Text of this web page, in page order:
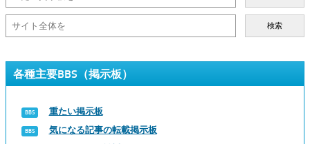
検索
各種主要BBS（掲示板）
重たい掲示板
気になる記事の転載掲示板